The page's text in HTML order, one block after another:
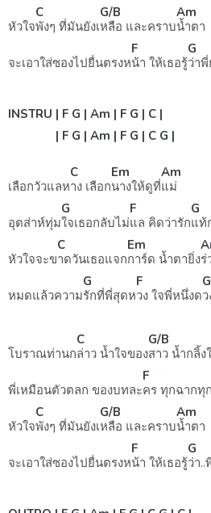
หัวใจ
C
พังๆ ที่มันยังเ
G/B
หลือ และคราบ
Am
น้ำตา
จะเอาใส่ซองไปยื่นตรงห
F
น้า ให้เธอรู้
G
ว่าพี่
INSTRU | F G | Am | F G | C |
| F G | Am | F G | C G |
เลือกวัวแลห
C
าง เลือก
Em
นางให้ดูที่
Am
แม่
อุตส่าห์ทุ่ม
G
ใจเธอกลับไม่
F
แล คิดว่ารัก
G
แท้
หัวใจจะข
C
าดวันเธอแจก
Em
การ์ด น้ำตายิ่งร่
หมดแล้วความ
G
รักที่พี่สุดห
F
วง ใจพี่หนึ่งด
G
โบราณท่านก
C
ล่าว น้ำใจของ
G/B
สาว น้ำกลิ้ง
พี่เหมือนตัวตลก ของบทละ
F
คร ทุกฉากทุ
หัวใจ
C
พังๆ ที่มันยังเ
G/B
หลือ และคราบ
Am
น้ำตา
จะเอาใส่ซองไปยื่นตรงห
F
น้า ให้เธอรู้
G
ว่า..